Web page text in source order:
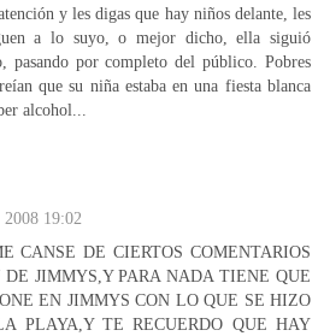
y les digas que hay niños delante, les
a lo suyo, o mejor dicho, ella siguió
pasando por completo del público. Pobres
que su niña estaba en una fiesta blanca
alcohol...
2008 19:02
CANSE DE CIERTOS COMENTARIOS
DE JIMMYS,Y PARA NADA TIENE QUE
EN JIMMYS CON LO QUE SE HIZO
PLAYA,Y TE RECUERDO QUE HAY